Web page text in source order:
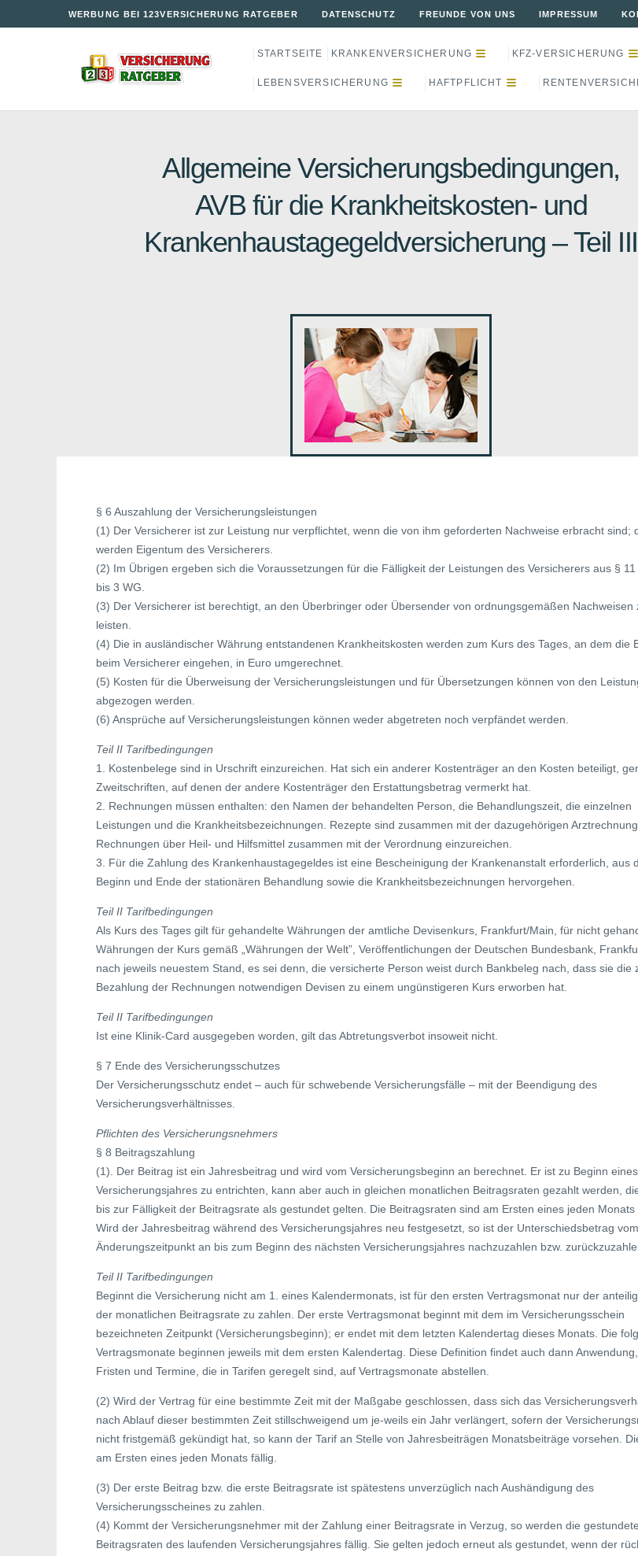
WERBUNG BEI 123VERSICHERUNG RATGEBER DATENSCHUTZ FREUNDE VON UNS IMPRESSUM
STARTSEITE KRANKENVERSICHERUNG KFZ-VERSICHERUNG
LEBENSVERSICHERUNG HAFTPFLICHT
Allgemeine Versicherungsbedingungen,
AVB für die Krankheitskosten- und
Krankenhaustagegeldversicherung – Teil III
§ 6 Auszahlung der Versicherungsleistungen
(1) Der Versicherer ist zur Leistung nur verpflichtet, wenn die von ihm geforderten Nachweise erbracht sind;
werden Eigentum des Versicherers.
(2) Im Übrigen ergeben sich die Voraussetzungen für die Fälligkeit der Leistungen des Versicherers aus § 11
bis 3 WG.
(3) Der Versicherer ist berechtigt, an den Überbringer oder Übersender von ordnungsgemäßen Nachweisen
leisten.
(4) Die in ausländischer Währung entstandenen Krankheitskosten werden zum Kurs des Tages, an dem die
beim Versicherer eingehen, in Euro umgerechnet.
(5) Kosten für die Überweisung der Versicherungsleistungen und für Übersetzungen können von den
abgezogen werden.
(6) Ansprüche auf Versicherungsleistungen können weder abgetreten noch verpfändet werden.
Teil II Tarifbedingungen
1. Kostenbelege sind in Urschrift einzureichen. Hat sich ein anderer Kostenträger an den Kosten beteiligt,
Zweitschriften, auf denen der andere Kostenträger den Erstattungsbetrag vermerkt hat.
2. Rechnungen müssen enthalten: den Namen der behandelten Person, die Behandlungszeit, die einzelnen
Leistungen und die Krankheitsbezeichnungen. Rezepte sind zusammen mit der dazugehörigen Arztrechnung,
Rechnungen über Heil- und Hilfsmittel zusammen mit der Verordnung einzureichen.
3. Für die Zahlung des Krankenhaustagegeldes ist eine Bescheinigung der Krankenanstalt erforderlich, aus
Beginn und Ende der stationären Behandlung sowie die Krankheitsbezeichnungen hervorgehen.
Teil II Tarifbedingungen
Als Kurs des Tages gilt für gehandelte Währungen der amtliche Devisenkurs, Frankfurt/Main, für nicht
Währungen der Kurs gemäß „Währungen der Welt”, Veröffentlichungen der Deutschen Bundesbank,
nach jeweils neuestem Stand, es sei denn, die versicherte Person weist durch Bankbeleg nach, dass sie die
Bezahlung der Rechnungen notwendigen Devisen zu einem ungünstigeren Kurs erworben hat.
Teil II Tarifbedingungen
Ist eine Klinik-Card ausgegeben worden, gilt das Abtretungsverbot insoweit nicht.
§ 7 Ende des Versicherungsschutzes
Der Versicherungsschutz endet – auch für schwebende Versicherungsfälle – mit der Beendigung des
Versicherungsverhältnisses.
Pflichten des Versicherungsnehmers
§ 8 Beitragszahlung
(1). Der Beitrag ist ein Jahresbeitrag und wird vom Versicherungsbeginn an berechnet. Er ist zu Beginn
Versicherungsjahres zu entrichten, kann aber auch in gleichen monatlichen Beitragsraten gezahlt werden,
bis zur Fälligkeit der Beitragsrate als gestundet gelten. Die Beitragsraten sind am Ersten eines jeden Monats
Wird der Jahresbeitrag während des Versicherungsjahres neu festgesetzt, so ist der Unterschiedsbetrag vom
Änderungszeitpunkt an bis zum Beginn des nächsten Versicherungsjahres nachzuzahlen bzw.
Teil II Tarifbedingungen
Beginnt die Versicherung nicht am 1. eines Kalendermonats, ist für den ersten Vertragsmonat nur der
der monatlichen Beitragsrate zu zahlen. Der erste Vertragsmonat beginnt mit dem im Versicherungsschein
bezeichneten Zeitpunkt (Versicherungsbeginn); er endet mit dem letzten Kalendertag dieses Monats. Die
Vertragsmonate beginnen jeweils mit dem ersten Kalendertag. Diese Definition findet auch dann
Fristen und Termine, die in Tarifen geregelt sind, auf Vertragsmonate abstellen.
(2) Wird der Vertrag für eine bestimmte Zeit mit der Maßgabe geschlossen, dass sich das
nach Ablauf dieser bestimmten Zeit stillschweigend um je-weils ein Jahr verlängert, sofern der
nicht fristgemäß gekündigt hat, so kann der Tarif an Stelle von Jahresbeiträgen Monatsbeiträge vorsehen.
am Ersten eines jeden Monats fällig.
(3) Der erste Beitrag bzw. die erste Beitragsrate ist spätestens unverzüglich nach Aushändigung des
Versicherungsscheines zu zahlen.
(4) Kommt der Versicherungsnehmer mit der Zahlung einer Beitragsrate in Verzug, so werden die
Beitragsraten des laufenden Versicherungsjahres fällig. Sie gelten jedoch erneut als gestundet, wenn der